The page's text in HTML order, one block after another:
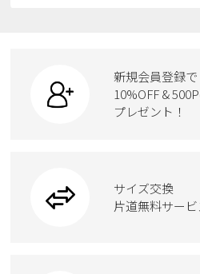
カジュアルシューズ
ワークシューズ
ウェア
ローファー
ブーツ
スクール
ボディバッグ
ハンドバッグ
トートバッグ
ケア用品
新規会員登録で
10%OFF &
プレゼント！
サイズ交換
片道無料サービ